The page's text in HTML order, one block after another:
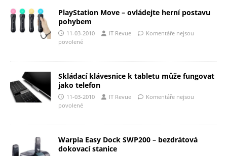
PlayStation Move – ovládejte herní postavu
pohybem
11-03-2010 IT Revue
Komentáře nejsou
povolené
Skládací klávesnice k tabletu může fungovat
jako telefon
11-03-2010 IT Revue
Komentáře nejsou
povolené
Warpia Easy Dock SWP200 – bezdrátová
dokovací stanice